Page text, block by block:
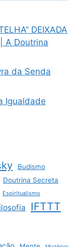
DEIXADA
| A Doutrina
da Senda
Igualdade
Budismo
Doutrina Secreta
Espiritualismo
IFTTT